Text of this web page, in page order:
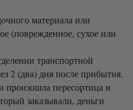
материала или
(поврежденное, сухое или
транспортной
2 (два) дня после прибытия.
произошла пересортица и
заказывали, деньги